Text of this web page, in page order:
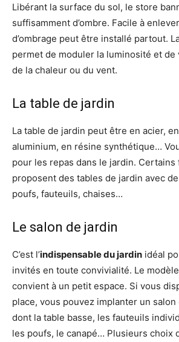
Libérant la surface du sol, le store
suffisamment d’ombre. Facile à
d’ombrage peut être installé partout.
permet de moduler la luminosité et de
de la chaleur ou du vent.
La table de jardin
La table de jardin peut être en acier,
aluminium, en résine synthétique…
pour les repas dans le jardin. Certains
proposent des tables de jardin avec
poufs, fauteuils, chaises…
Le salon de jardin
C’est l’indispensable du jardin idéal
invités en toute convivialité. Le
convient à un petit espace. Si vous
place, vous pouvez implanter un
dont la table basse, les fauteuils
les poufs, le canapé… Plusieurs choix